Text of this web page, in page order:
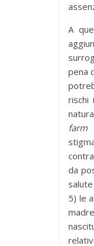
A
pena
rischi
farm
da
5) le